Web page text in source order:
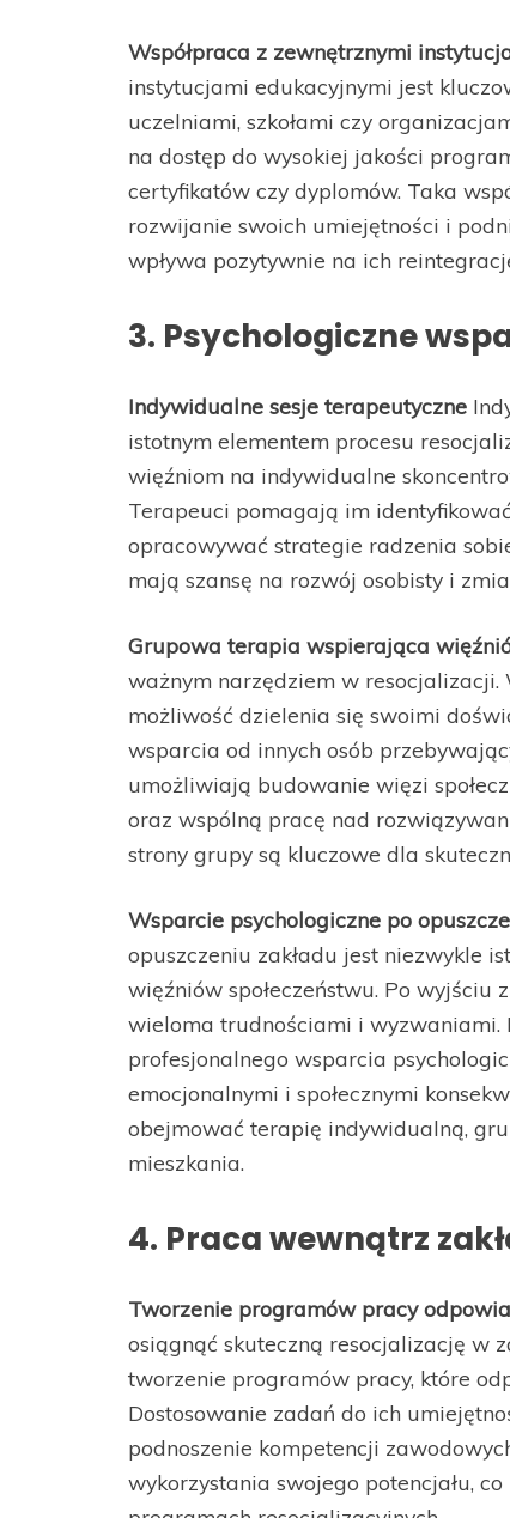
Współpraca z zewnętrznymi
instytucjami edukacyjnymi jest
uczelniami, szkołami czy
na dostęp do wysokiej jakości
certyfikatów czy dyplomów. Taka
rozwijanie swoich umiejętności i
wpływa pozytywnie na ich
3. Psychologiczne
Indywidualne sesje terapeutyczne
istotnym elementem procesu
więźniom na indywidualne
Terapeuci pomagają im
opracowywać strategie radzenia
mają szansę na rozwój osobisty i
Grupowa terapia wspierająca
ważnym narzędziem w
możliwość dzielenia się swoimi
wsparcia od innych osób
umożliwiają budowanie więzi
oraz wspólną pracę nad
strony grupy są kluczowe dla
Wsparcie psychologiczne po
opuszczeniu zakładu jest niezwykle
więźniów społeczeństwu. Po wyjściu
wieloma trudnościami i wyzwaniami.
profesjonalnego wsparcia
emocjonalnymi i społecznymi
obejmować terapię indywidualną,
mieszkania.
4. Praca wewnątrz
Tworzenie programów pracy
osiągnąć skuteczną resocjalizację w
tworzenie programów pracy, które
Dostosowanie zadań do ich
podnoszenie kompetencji
wykorzystania swojego potencjału,